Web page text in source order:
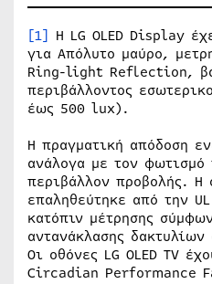
[1] Η LG OLED Display
για Απόλυτο μαύρο,
Ring-light Reflection,
περιβάλλοντος
έως 500 lux).
Η πραγματική απόδοση
ανάλογα με τον φωτισμό
περιβάλλον προβολής. Η
επαληθεύτηκε από την
κατόπιν μέτρησης
αντανάκλασης
Οι οθόνες LG OLED TV
Circadian Performance